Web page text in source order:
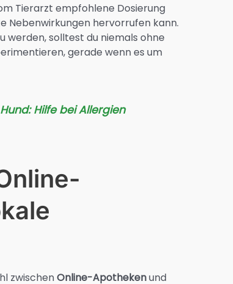
Tierarzt empfohlene Dosierung
Nebenwirkungen hervorrufen kann.
werden, solltest du niemals ohne
gerade wenn es um
Hilfe bei Allergien
zwischenOnline-Apothekenund